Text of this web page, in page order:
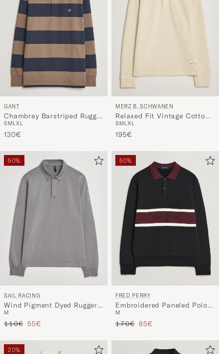
GANT
Chambray Barstriped Rugger
Faded Taupe
SMLXL
130€
MERZ B. SCHWANEN
Relaxed Fit Vintage Cotton
Rugby Shirt Nature
SMLXL
195€
50%
SAIL RACING
Wind Pigment Dyed Rugger
Frost Grey
M
Regulärer Preis
110€ Reduzierter Preis
55€
50%
FRED PERRY
Embroidered Paneled Polo
Sweater Black
M
Regulärer Preis
170€ Reduzierter Preis
85€
20%